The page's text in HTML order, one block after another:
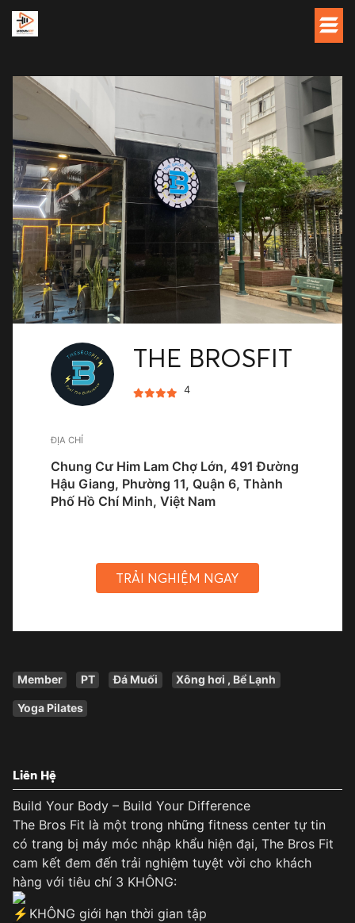
THE BROSFIT
4
ĐỊA CHỈ
Chung Cư Him Lam Chợ Lớn, 491 Đường
Hậu Giang, Phường 11, Quận 6, Thành
Phố Hồ Chí Minh, Việt Nam
TRẢI NGHIỆM NGAY
Member PT Đá Muối Xông hơi , Bể Lạnh
Yoga Pilates
Liên Hệ
Build Your Body – Build Your Difference
The Bros Fit là một trong những fitness center tự tin
có trang bị máy móc nhập khẩu hiện đại, The Bros Fit
cam kết đem đến trải nghiệm tuyệt vời cho khách
hàng với tiêu chí 3 KHÔNG:
KHÔNG giới hạn thời gian tập